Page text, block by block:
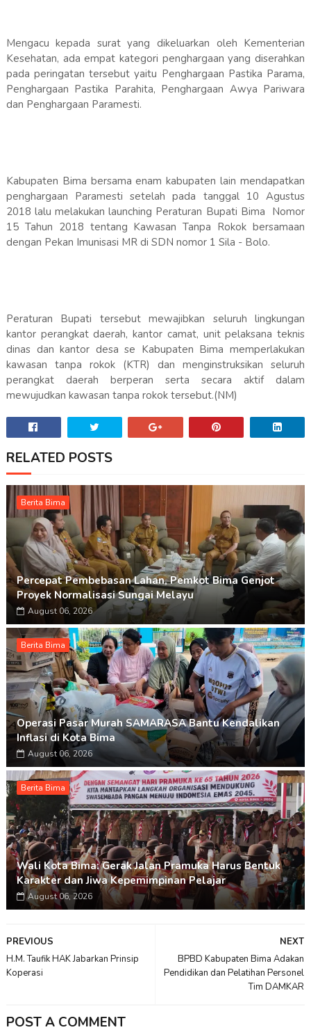
Mengacu kepada surat yang dikeluarkan oleh Kementerian
Kesehatan, ada empat kategori penghargaan yang diserahkan
pada peringatan tersebut yaitu Penghargaan Pastika Parama,
Penghargaan Pastika Parahita, Penghargaan Awya Pariwara
dan Penghargaan Paramesti.
Kabupaten Bima bersama enam kabupaten lain mendapatkan
penghargaan Paramesti setelah pada tanggal 10 Agustus
2018 lalu melakukan launching Peraturan Bupati Bima Nomor
15 Tahun 2018 tentang Kawasan Tanpa Rokok bersamaan
dengan Pekan Imunisasi MR di SDN nomor 1 Sila - Bolo.
Peraturan Bupati tersebut mewajibkan seluruh lingkungan
kantor perangkat daerah, kantor camat, unit pelaksana teknis
dinas dan kantor desa se Kabupaten Bima memperlakukan
kawasan tanpa rokok (KTR) dan menginstruksikan seluruh
perangkat daerah berperan serta secara aktif dalam
mewujudkan kawasan tanpa rokok tersebut.(NM)
RELATED POSTS
Berita Bima
Percepat Pembebasan Lahan, Pemkot Bima Genjot
Proyek Normalisasi Sungai Melayu
August 06, 2026
Berita Bima
Operasi Pasar Murah SAMARASA Bantu Kendalikan
Inflasi di Kota Bima
August 06, 2026
Berita Bima
Wali Kota Bima: Gerak Jalan Pramuka Harus Bentuk
Karakter dan Jiwa Kepemimpinan Pelajar
August 06, 2026
NEXT
BPBD Kabupaten Bima Adakan
Pendidikan dan Pelatihan Personel
Tim DAMKAR
PREVIOUS
H.M. Taufik HAK Jabarkan Prinsip
Koperasi
POST A COMMENT